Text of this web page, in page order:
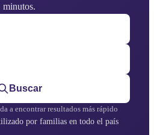
minutos.
Buscar
a encontrar resultados más rápido
por familias en todo el país